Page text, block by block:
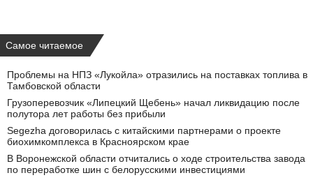
Самое читаемое
Проблемы на НПЗ «Лукойла» отразились на поставках топлива в
Тамбовской области
Грузоперевозчик «Липецкий Щебень» начал ликвидацию после
полутора лет работы без прибыли
Segezha договорилась с китайскими партнерами о проекте
биохимкомплекса в Красноярском крае
В Воронежской области отчитались о ходе строительства завода
по переработке шин с белорусскими инвестициями